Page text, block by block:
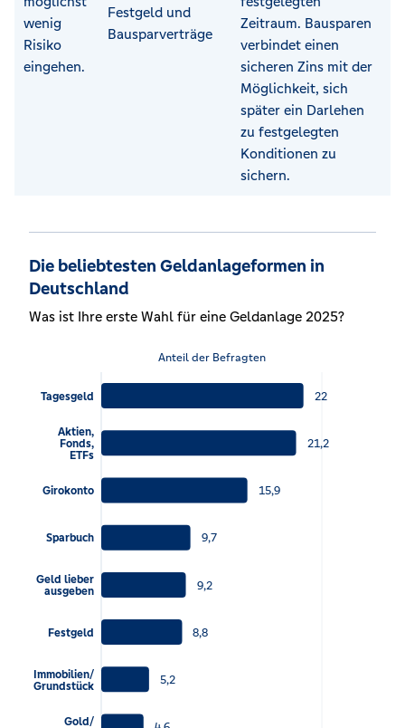
wenig
Risiko
eingehen.
Festgeld und
Bausparverträge
Zeitraum. Bausparen
verbindet einen
sicheren Zins mit der
Möglichkeit, sich
später ein Darlehen
zu festgelegten
Konditionen zu
sichern.
Die beliebtesten Geldanlageformen in
Deutschland
Was ist Ihre erste Wahl für eine Geldanlage 2025?
Anteil der Befragten
Tagesgeld
Aktien,
Fonds,
ETFs
Girokonto
Sparbuch
Geld lieber
ausgeben
Festgeld
Immobilien/
Grundstück
Gold/
22
21,2
15,9
9,7
9,2
8,8
5,2